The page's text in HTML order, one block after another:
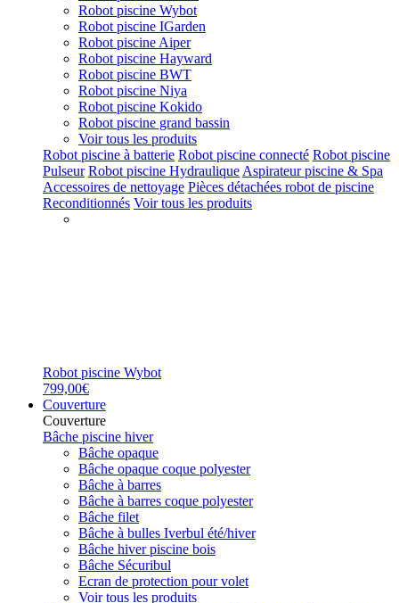
Robot piscine Wybot
Robot piscine IGarden
Robot piscine Aiper
Robot piscine Hayward
Robot piscine BWT
Robot piscine Niya
Robot piscine Kokido
Robot piscine grand bassin
Voir tous les produits
Robot piscine à batterie Robot piscine connecté Robot piscine
Pulseur Robot piscine Hydraulique Aspirateur piscine & Spa
Accessoires de nettoyage Pièces détachées robot de piscine
Reconditionnés Voir tous les produits
Robot piscine Wybot
799,00€
Couverture
Couverture
Bâche piscine hiver
Bâche opaque
Bâche opaque coque polyester
Bâche à barres
Bâche à barres coque polyester
Bâche filet
Bâche à bulles Iverbul été/hiver
Bâche hiver piscine bois
Bâche Sécuribul
Ecran de protection pour volet
Voir tous les produits